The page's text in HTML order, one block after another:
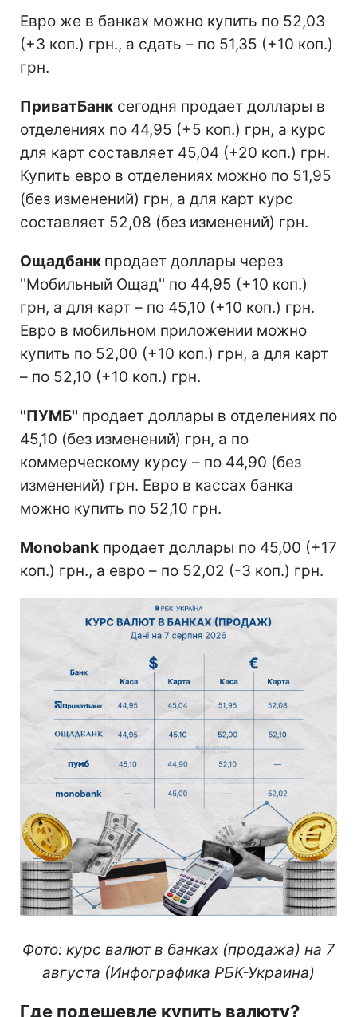
Евро же в банках можно купить по 52,03
(+3 коп.) грн., а сдать – по 51,35 (+10 коп.)
грн.
ПриватБанк сегодня продает доллары в
отделениях по 44,95 (+5 коп.) грн, а курс
для карт составляет 45,04 (+20 коп.) грн.
Купить евро в отделениях можно по 51,95
(без изменений) грн, а для карт курс
составляет 52,08 (без изменений) грн.
Ощадбанк продает доллары через
''Мобильный Ощад'' по 44,95 (+10 коп.)
грн, а для карт – по 45,10 (+10 коп.) грн.
Евро в мобильном приложении можно
купить по 52,00 (+10 коп.) грн, а для карт
– по 52,10 (+10 коп.) грн.
''ПУМБ'' продает доллары в отделениях по
45,10 (без изменений) грн, а по
коммерческому курсу – по 44,90 (без
изменений) грн. Евро в кассах банка
можно купить по 52,10 грн.
Monobank продает доллары по 45,00 (+17
коп.) грн., а евро – по 52,02 (-3 коп.) грн.
Фото: курс валют в банках (продажа) на 7
августа (Инфографика РБК-Украина)
Где подешевле купить валюту?